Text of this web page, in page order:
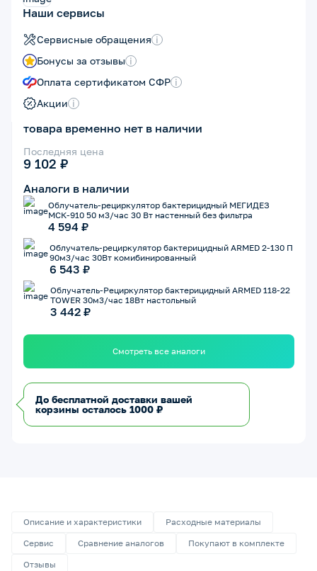
Наши сервисы
Сервисные обращения i
Бонусы за отзывы i
Оплата сертификатом СФР i
Акции i
товара временно нет в наличии
Последняя цена
9 102 ₽
Аналоги в наличии
Облучатель-рециркулятор бактерицидный МЕГИДЕЗ
МСК-910 50 м3/час 30 Вт настенный без фильтра
4 594 ₽
Облучатель-рециркулятор бактерицидный ARMED 2-130 П
90м3/час 30Вт комибинированный
6 543 ₽
Облучатель-Рециркулятор бактерицидный ARMED 118-22
TOWER 30м3/час 18Вт настольный
3 442 ₽
Смотреть все аналоги
До бесплатной доставки вашей
корзины осталось 1000 ₽
Описание и характеристики
Расходные материалы
Сервис
Сравнение аналогов
Покупают в комплекте
Отзывы